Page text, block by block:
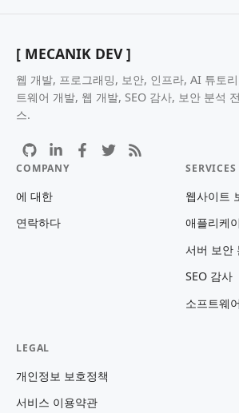
[ MECANIK DEV ]
웹 개발, 프로그래밍, 보안, 인프라, AI 튜토
트웨어 개발, 웹 개발, SEO 감사, 보안 분석
스.
COMPANY
에 대한
연락하다
SERVICES
웹사이트
애플리케
서버 보안
SEO 감사
소프트웨
LEGAL
개인정보 보호정책
서비스 이용약관